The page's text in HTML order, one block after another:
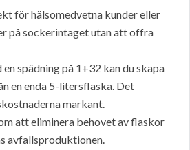
för hälsomedvetna kunder eller
på sockerintaget utan att offra
en spädning på 1+32 kan du skapa
en enda 5-litersflaska. Det
markant.
att eliminera behovet av flaskor
avfallsproduktionen.